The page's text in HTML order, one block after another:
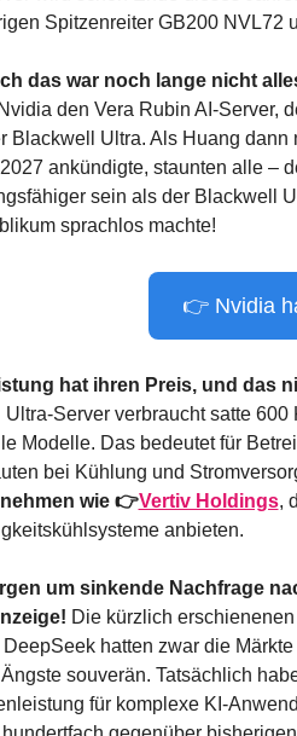
Spitzenreiter GB200 NVL72
das war noch lange nicht
den Vera Rubin AI-Server,
Blackwell Ultra. Als Huang dann
ankündigte, staunten alle –
sein als der Blackwell
sprachlos machte!
👉 Nvidia
hat ihren Preis, und das
Server verbraucht satte
Modelle. Das bedeutet für
bei Kühlung und
wie 👉Vertiv Holdings,
anbieten.
um sinkende Nachfrage
Die kürzlich
hatten zwar die
souverän. Tatsächlich
für komplexe KI-